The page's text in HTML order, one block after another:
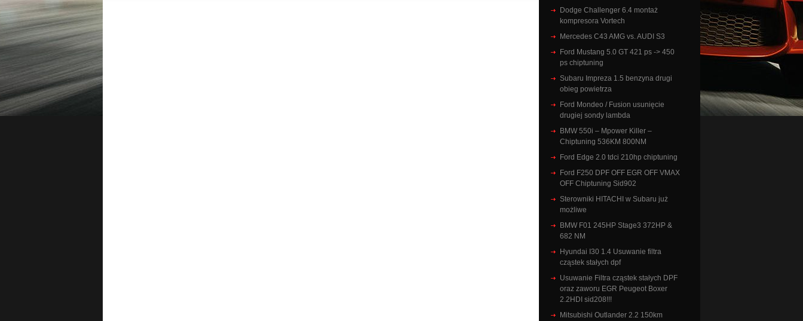
Dodge Challenger 6.4 montaż
kompresora Vortech
Mercedes C43 AMG vs. AUDI S3
Ford Mustang 5.0 GT 421 ps -> 450
ps chiptuning
Subaru Impreza 1.5 benzyna drugi
obieg powietrza
Ford Mondeo / Fusion usunięcie
drugiej sondy lambda
BMW 550i – Mpower Killer –
Chiptuning 536KM 800NM
Ford Edge 2.0 tdci 210hp chiptuning
Ford F250 DPF OFF EGR OFF VMAX
OFF Chiptuning Sid902
Sterowniki HITACHI w Subaru już
możliwe
BMW F01 245HP Stage3 372HP &
682 NM
Hyundai I30 1.4 Usuwanie filtra
cząstek stałych dpf
Usuwanie Filtra cząstek stałych DPF
oraz zaworu EGR Peugeot Boxer
2.2HDI sid208!!!
Mitsubishi Outlander 2.2 150km